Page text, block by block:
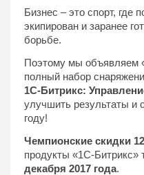
Бизнес – это спорт, где
экипирован и заранее
борьбе.
Поэтому мы объявляем
полный набор
1С-Битрикс:
улучшить результаты и
году!
Чемпионские скидки
продукты «1С-Битрикс»
декабря 2017 года.